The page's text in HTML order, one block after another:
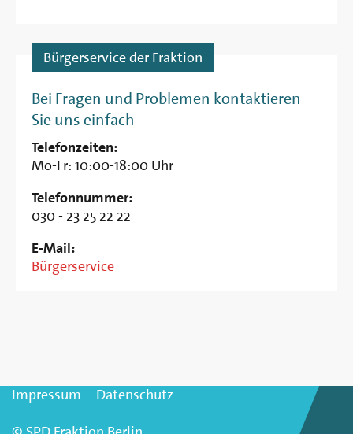
Bürgerservice der Fraktion
Bei Fragen und Problemen kontaktieren
Sie uns einfach
Telefonzeiten:
Mo-Fr: 10:00-18:00 Uhr
Telefonnummer:
030 - 23 25 22 22
E-Mail:
Bürgerservice
Impressum
Datenschutz